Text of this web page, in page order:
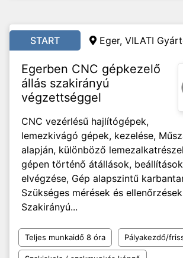
START Eger, VILATI
Egerben CNC gépkezelő
állás szakirányú
végzettséggel
CNC vezérlésű hajlítógépek,
lemezkivágó gépek, kezelése,
alapján, különböző
gépen történő átállások,
elvégzése, Gép alapszintű
Szükséges mérések és
Szakirányú...
Teljes munkaidő 8 óra Pályakezdő/